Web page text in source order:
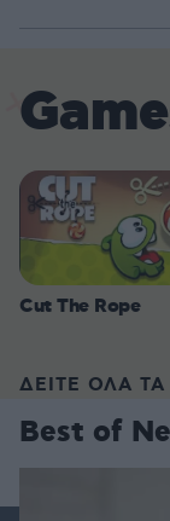
Cut The Rope
ΔΕΙΤΕ ΟΛΑ ΤΑ
Best of